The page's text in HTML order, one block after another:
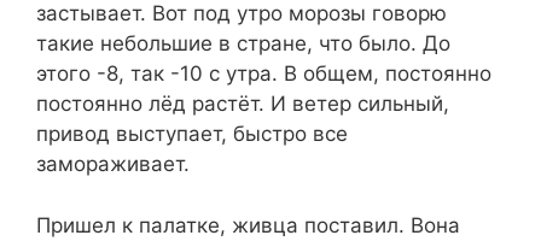
застывает. Вот под утро морозы говорю
такие небольшие в стране, что было. До
этого -8, так -10 с утра. В общем, постоянно
постоянно лёд растёт. И ветер сильный,
привод выступает, быстро все
замораживает.
Пришел к палатке, живца поставил. Вона